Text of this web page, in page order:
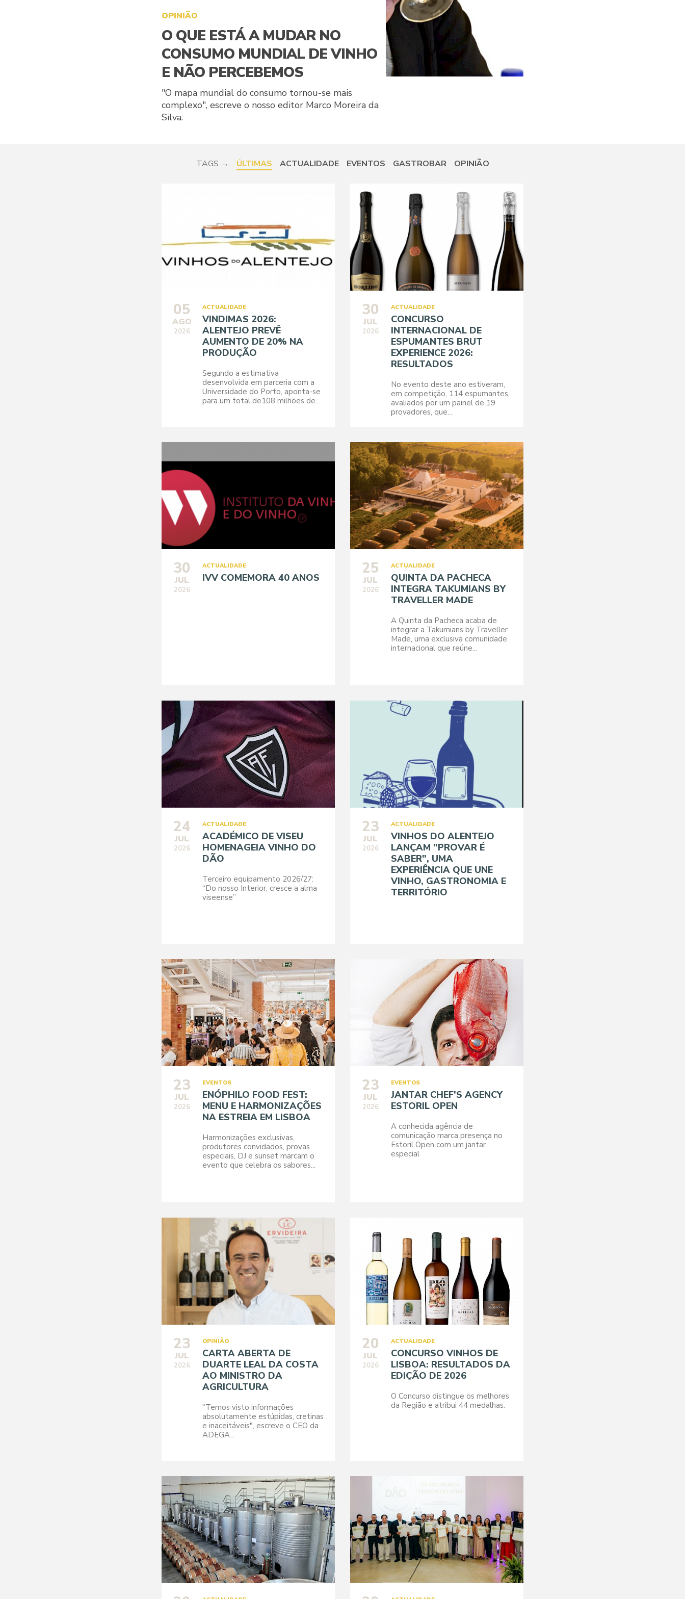
OPINIÃO
O QUE ESTÁ A MUDAR NO
CONSUMO MUNDIAL DE VINHO
E NÃO PERCEBEMOS
"O mapa mundial do consumo tornou-se mais
complexo", escreve o nosso editor Marco Moreira da
Silva.
TAGS → ÚLTIMAS ACTUALIDADE EVENTOS GASTROBAR OPINIÃO
05
AGO
2026
ACTUALIDADE
VINDIMAS 2026:
ALENTEJO PREVÊ
AUMENTO DE 20% NA
PRODUÇÃO
Segundo a estimativa
desenvolvida em parceria com a
Universidade do Porto, aponta-se
para um total de108 milhões de...
30
JUL
2026
ACTUALIDADE
CONCURSO
INTERNACIONAL DE
ESPUMANTES BRUT
EXPERIENCE 2026:
RESULTADOS
No evento deste ano estiveram,
em competição, 114 espumantes,
avaliados por um painel de 19
provadores, que...
30
JUL
2026
ACTUALIDADE
IVV COMEMORA 40 ANOS 25
JUL
2026
ACTUALIDADE
QUINTA DA PACHECA
INTEGRA TAKUMIANS BY
TRAVELLER MADE
A Quinta da Pacheca acaba de
integrar a Takumians by Traveller
Made, uma exclusiva comunidade
internacional que reúne...
24
JUL
2026
ACTUALIDADE
ACADÉMICO DE VISEU
HOMENAGEIA VINHO DO
DÃO
Terceiro equipamento 2026/27:
“Do nosso Interior, cresce a alma
viseense”
23
JUL
2026
ACTUALIDADE
VINHOS DO ALENTEJO
LANÇAM "PROVAR É
SABER", UMA
EXPERIÊNCIA QUE UNE
VINHO, GASTRONOMIA E
TERRITÓRIO
23
JUL
2026
EVENTOS
ENÓPHILO FOOD FEST:
MENU E HARMONIZAÇÕES
NA ESTREIA EM LISBOA
Harmonizações exclusivas,
produtores convidados, provas
especiais, DJ e sunset marcam o
evento que celebra os sabores...
23
JUL
2026
EVENTOS
JANTAR CHEF'S AGENCY
ESTORIL OPEN
A conhecida agência de
comunicação marca presença no
Estoril Open com um jantar
especial
23
JUL
2026
OPINIÃO
CARTA ABERTA DE
DUARTE LEAL DA COSTA
AO MINISTRO DA
AGRICULTURA
"Temos visto informações
absolutamente estúpidas, cretinas
e inaceitáveis", escreve o CEO da
ADEGA...
20
JUL
2026
ACTUALIDADE
CONCURSO VINHOS DE
LISBOA: RESULTADOS DA
EDIÇÃO DE 2026
O Concurso distingue os melhores
da Região e atribui 44 medalhas.